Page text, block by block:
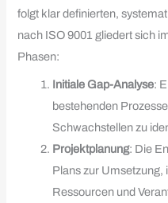
folgt klar definierten,
nach ISO 9001 gliedert sich
Phasen:
Initiale Gap-Analyse:
bestehenden
Schwachstellen zu
Projektplanung: Die
Plans zur Umsetzung,
Ressourcen und